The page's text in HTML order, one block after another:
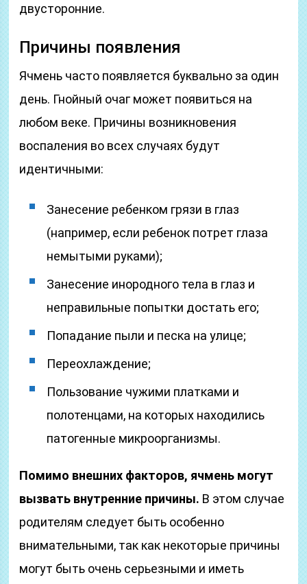
двусторонние.
Причины появления
Ячмень часто появляется буквально за один
день. Гнойный очаг может появиться на
любом веке. Причины возникновения
воспаления во всех случаях будут
идентичными:
Занесение ребенком грязи в глаз
(например, если ребенок потрет глаза
немытыми руками);
Занесение инородного тела в глаз и
неправильные попытки достать его;
Попадание пыли и песка на улице;
Переохлаждение;
Пользование чужими платками и
полотенцами, на которых находились
патогенные микроорганизмы.
Помимо внешних факторов, ячмень могут
вызвать внутренние причины. В этом случае
родителям следует быть особенно
внимательными, так как некоторые причины
могут быть очень серьезными и иметь